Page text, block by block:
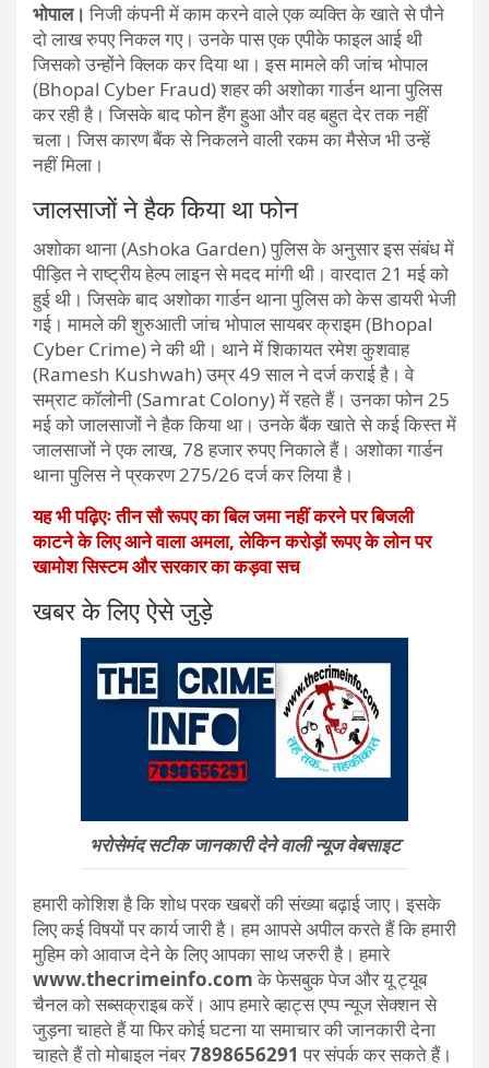
भोपाल। निजी कंपनी में काम करने वाले एक व्यक्ति के खाते से पौने
दो लाख रुपए निकल गए। उनके पास एक एपीके फाइल आई थी
जिसको उन्होंने क्लिक कर दिया था। इस मामले की जांच भोपाल
(Bhopal Cyber Fraud) शहर की अशोका गार्डन थाना पुलिस
कर रही है। जिसके बाद फोन हैंग हुआ और वह बहुत देर तक नहीं
चला। जिस कारण बैंक से निकलने वाली रकम का मैसेज भी उन्हें
नहीं मिला।
जालसाजों ने हैक किया था फोन
अशोका थाना (Ashoka Garden) पुलिस के अनुसार इस संबंध में
पीड़ित ने राष्ट्रीय हेल्प लाइन से मदद मांगी थी। वारदात 21 मई को
हुई थी। जिसके बाद अशोका गार्डन थाना पुलिस को केस डायरी भेजी
गई। मामले की शुरुआती जांच भोपाल सायबर क्राइम (Bhopal
Cyber Crime) ने की थी। थाने में शिकायत रमेश कुशवाह
(Ramesh Kushwah) उम्र 49 साल ने दर्ज कराई है। वे
सम्राट कॉलोनी (Samrat Colony) में रहते हैं। उनका फोन 25
मई को जालसाजों ने हैक किया था। उनके बैंक खाते से कई किस्त में
जालसाजों ने एक लाख, 78 हजार रुपए निकाले हैं। अशोका गार्डन
थाना पुलिस ने प्रकरण 275/26 दर्ज कर लिया है।
यह भी पढ़िएः तीन सौ रूपए का बिल जमा नहीं करने पर बिजली
काटने के लिए आने वाला अमला, लेकिन करोड़ों रूपए के लोन पर
खामोश सिस्टम और सरकार का कड़वा सच
खबर के लिए ऐसे जुड़े
भरोसेमंद सटीक जानकारी देने वाली न्यूज वेबसाइट
हमारी कोशिश है कि शोध परक खबरों की संख्या बढ़ाई जाए। इसके
लिए कई विषयों पर कार्य जारी है। हम आपसे अपील करते हैं कि हमारी
मुहिम को आवाज देने के लिए आपका साथ जरुरी है। हमारे
www.thecrimeinfo.comके फेसबुक पेज और यू ट्यूब
चैनल को सब्सक्राइब करें। आप हमारे व्हाट्स एप्प न्यूज सेक्शन से
जुड़ना चाहते हैं या फिर कोई घटना या समाचार की जानकारी देना
चाहते हैं तो मोबाइल नंबर7898656291 पर संपर्क कर सकते हैं।